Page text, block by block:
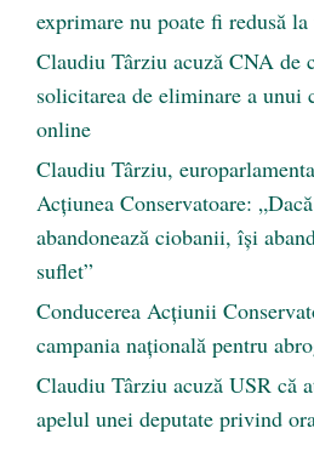
exprimare nu poate fi redusă la
Claudiu Târziu acuză CNA de
solicitarea de eliminare a
online
Claudiu Târziu,
Acțiunea Conservatoare:
abandonează ciobanii, își
suflet”
Conducerea Acțiunii
campania națională pentru
Claudiu Târziu acuză USR că
apelul unei deputate privind